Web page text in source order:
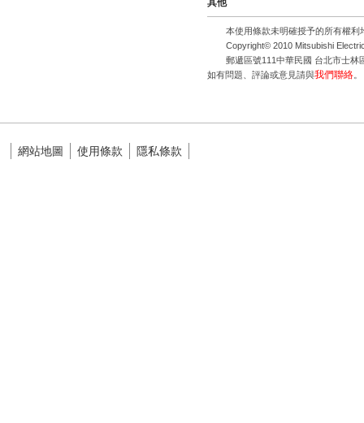
其他
本使用條款未明確授予的所有權
Copyright© 2010 Mitsubishi
郵遞區號111中華民國 台北市士林
如有問題、評論或意見請與我們聯絡
網站地圖 使用條款 隱私條款